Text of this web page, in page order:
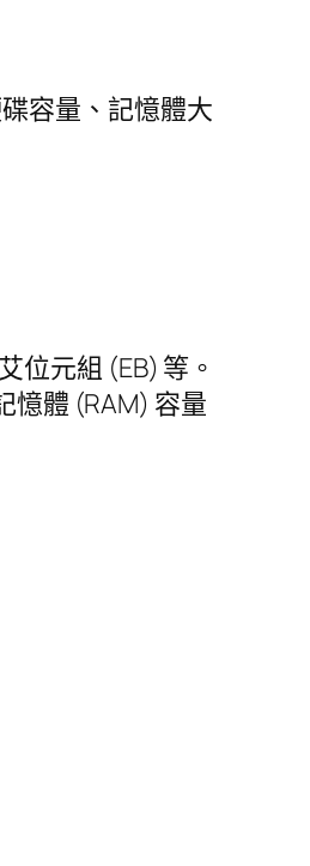
容量、記憶體大
位元組 (EB) 等。
憶體 (RAM) 容量